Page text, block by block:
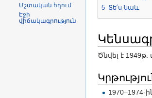
5 Տե՛ս նաև
Ծնվել է
Մշտական հղում
Էջի
վիճակագրություն